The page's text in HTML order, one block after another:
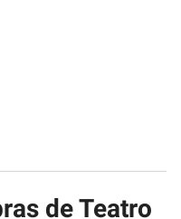
de Teatro